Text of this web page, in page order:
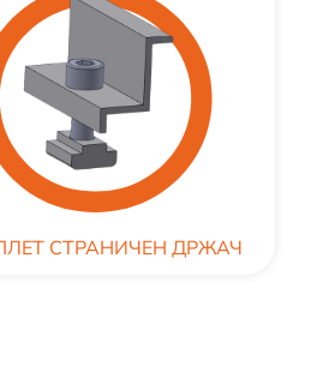
СТРАНИЧЕН ДРЖАЧ